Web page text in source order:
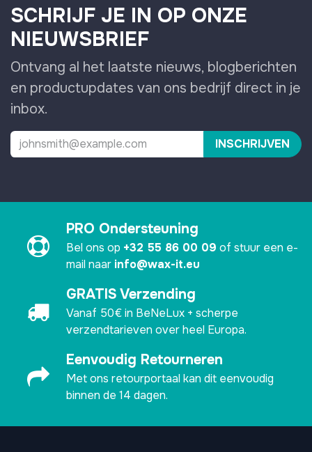
SCHRIJF JE IN OP ONZE
NIEUWSBRIEF
Ontvang al het laatste nieuws, blogberichten
en productupdates van ons bedrijf direct in je
inbox.
INSCHRIJVEN
PRO Ondersteuning
Bel ons op +32 55 86 00 09 of stuur een e-
mail naar info@wax-it.eu
GRATIS Verzending
Vanaf 50€ in BeNeLux + scherpe
verzendtarieven over heel Europa.
Eenvoudig Retourneren
Met ons retourportaal kan dit eenvoudig
binnen de 14 dagen.